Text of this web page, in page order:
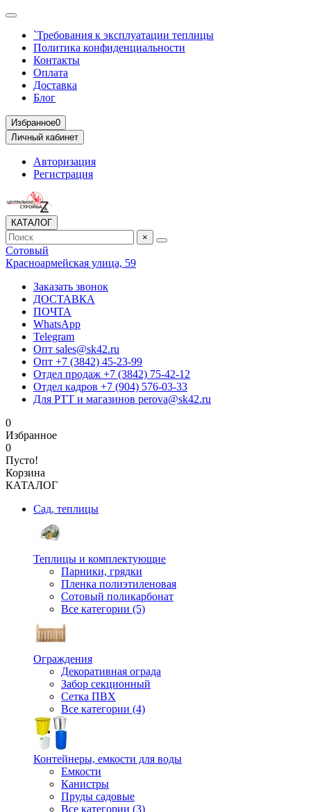
`Требования к эксплуатации теплицы
Политика конфиденциальности
Контакты
Оплата
Доставка
Блог
Избранное0
Личный кабинет
Авторизация
Регистрация
КАТАЛОГ
×
Сотовый
Красноармейская улица, 59
Заказать звонок
ДОСТАВКА
ПОЧТА
WhatsApp
Telegram
Опт sales@sk42.ru
Опт +7 (3842) 45-23-99
Отдел продаж +7 (3842) 75-42-12
Отдел кадров +7 (904) 576-03-33
Для РТТ и магазинов perova@sk42.ru
0
Избранное
0
Пусто!
Корзина
КАТАЛОГ
Сад, теплицы
Теплицы и комплектующие
Парники, грядки
Пленка полиэтиленовая
Сотовый поликарбонат
Все категории (5)
Ограждения
Декоративная ограда
Забор секционный
Сетка ПВХ
Все категории (4)
Контейнеры, емкости для воды
Емкости
Канистры
Пруды садовые
Все категории (3)